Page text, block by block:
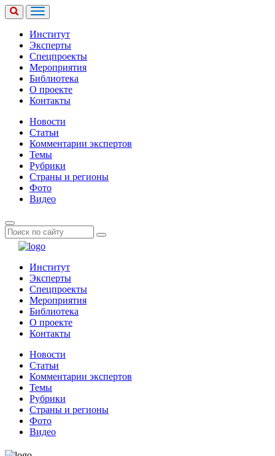
Институт
Эксперты
Спецпроекты
Мероприятия
Библиотека
О проекте
Контакты
Новости
Статьи
Комментарии экспертов
Темы
Рубрики
Страны и регионы
Фото
Видео
Институт
Эксперты
Спецпроекты
Мероприятия
Библиотека
О проекте
Контакты
Новости
Статьи
Комментарии экспертов
Темы
Рубрики
Страны и регионы
Фото
Видео